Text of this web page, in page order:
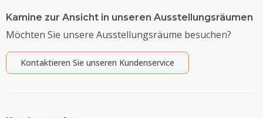
Kamine zur Ansicht in unseren Ausstellungsräumen
Möchten Sie unsere Ausstellungsräume besuchen?
Kontaktieren Sie unseren Kundenservice